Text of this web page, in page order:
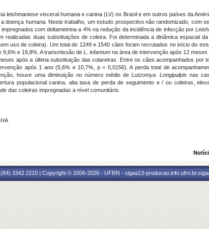
leishmaniose visceral humana e canina (LV) no Brasil e em outros países da
doença humana. Neste trabalho, um estudo prospectivo não randomizado, com
com deltametrina a 4% na redução da incidência de infecção por
realizadas duas substituições de coleira. Foi determinada a dinâmica espacial
uso de coleira). Um total de 1249 e 1540 cães foram recrutados no início do
9,6% e 19,8%. A transmissão de L. infantum na área de intervenção após 12
após a última substituição das colareiras. Entre os cães acompanhados por
após 1 ano (5,6% e 10,7%, p = 0,0156). A perda total de
houve uma diminuição no número médio de Lutzomya. Longipalpisnas
populacional canina, alta taxa de perda de seguimento e / ou coleiras,
das coleiras impregnadas a nível comunitário.
3342 2210 | Copyright © 2006-2026 - UFRN - sigaa13-